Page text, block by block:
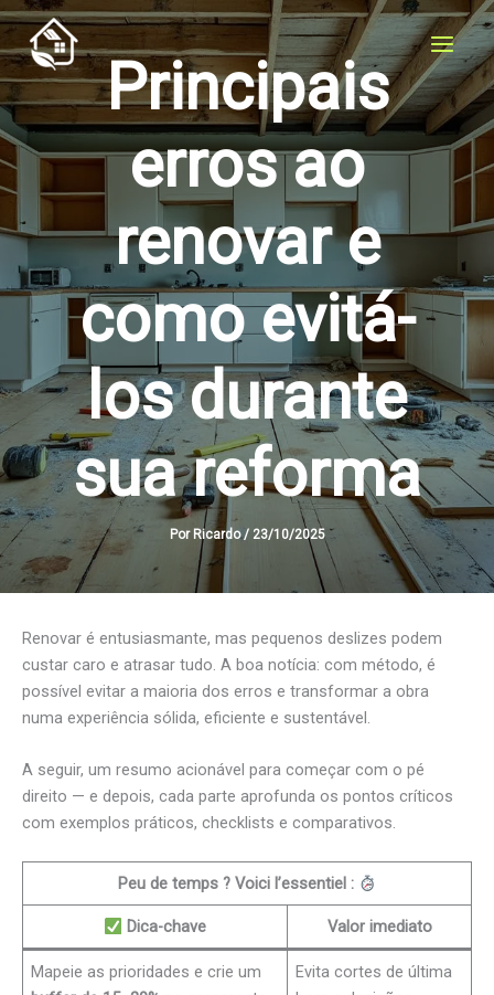
Skip
to
content
Principais
erros ao
renovar e
como evitá-
los durante
sua reforma
Por Ricardo/ 23/10/2025
Renovar é entusiasmante, mas pequenos deslizes podem
custar caro e atrasar tudo. A boa notícia: com método, é
possível evitar a maioria dos erros e transformar a obra
numa experiência sólida, eficiente e sustentável.
A seguir, um resumo acionável para começar com o pé
direito — e depois, cada parte aprofunda os pontos críticos
com exemplos práticos, checklists e comparativos.
Peu de temps ? Voici l’essentiel :
Dica-chave Valor imediato
Mapeie as prioridades e crie um
Evita cortes de última